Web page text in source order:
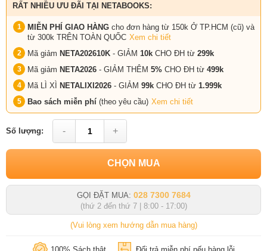
RẤT NHIỀU ƯU ĐÃI TẠI NETABOOKS:
MIỄN PHÍ GIAO HÀNG cho đơn hàng từ 150k Ở TP.HCM (cũ) và
từ 300k TRÊN TOÀN QUỐC Xem chi tiết
Mã giảm NETA202610K - GIẢM 10k CHO ĐH từ 299k
Mã giảm NETA2026 - GIẢM THÊM 5% CHO ĐH từ 499k
Mã LÌ XÌ NETALIXI2026 - GIẢM 99k CHO ĐH từ 1.999k
Bao sách miễn phí (theo yêu cầu) Xem chi tiết
Số lượng: - +
CHỌN MUA
GỌI ĐẶT MUA: 028 7300 7684
(thứ 2 đến thứ 7 | 8:00 - 17:00)
(Vui lòng xem hướng dẫn mua hàng)